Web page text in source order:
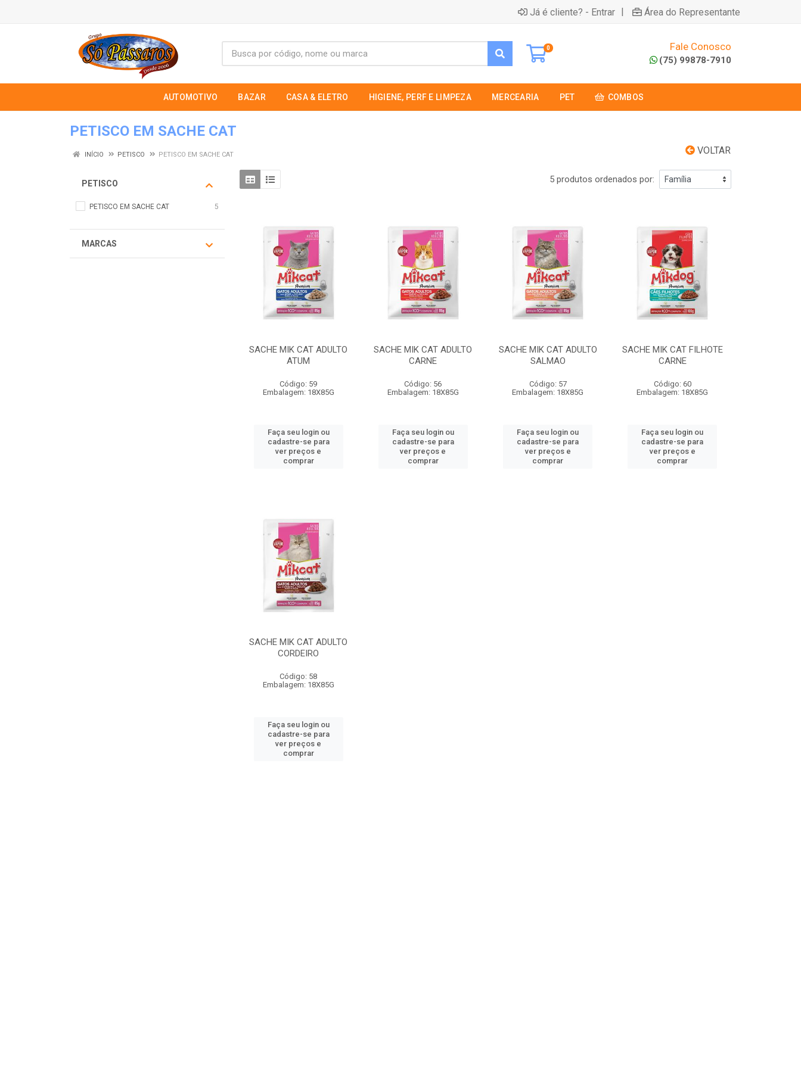
Já é cliente? - Entrar | Área do Representante
0 Fale Conosco
(75) 99878-7910
AUTOMOTIVO BAZAR CASA & ELETRO HIGIENE, PERF E LIMPEZA MERCEARIA PET COMBOS
PETISCO EM SACHE CAT
VOLTAR
INÍCIO PETISCO PETISCO EM SACHE CAT
PETISCO
PETISCO EM SACHE CAT 5
MARCAS
5 produtos ordenados por:
SACHE MIK CAT ADULTO
ATUM
Código: 59
Embalagem: 18X85G
Faça seu login ou
cadastre-se para
ver preços e
comprar
SACHE MIK CAT ADULTO
CARNE
Código: 56
Embalagem: 18X85G
Faça seu login ou
cadastre-se para
ver preços e
comprar
SACHE MIK CAT ADULTO
SALMAO
Código: 57
Embalagem: 18X85G
Faça seu login ou
cadastre-se para
ver preços e
comprar
SACHE MIK CAT FILHOTE
CARNE
Código: 60
Embalagem: 18X85G
Faça seu login ou
cadastre-se para
ver preços e
comprar
SACHE MIK CAT ADULTO
CORDEIRO
Código: 58
Embalagem: 18X85G
Faça seu login ou
cadastre-se para
ver preços e
comprar